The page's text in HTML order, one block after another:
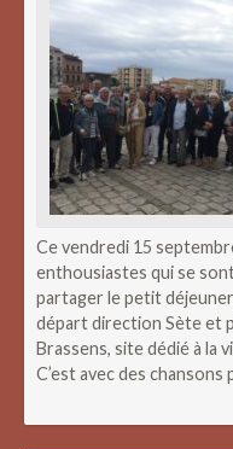
Ce vendredi 15
enthousiastes qui se
partager le petit
départ direction Sète et
Brassens, site dédié à la
C’est avec des